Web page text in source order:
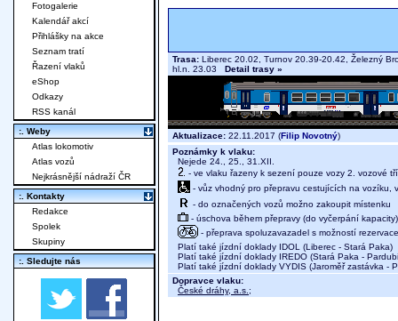
Trasa: Liberec 20.02, Turnov 20.39-20.42, Železný
hl.n. 23.03 Detail trasy »
Aktualizace: 22.11.2017 (Filip Novotný)
Poznámky k vlaku:
Nejede 24., 25., 31.XII.
- ve vlaku řazeny k sezení pouze vozy 2. vozové
- vůz vhodný pro přepravu cestujících na vozíku,
- do označených vozů možno zakoupit místenku
- úschova během přepravy (do vyčerpání kapacity)
- přeprava spoluzavazadel s možností
Platí také jízdní doklady IDOL (Liberec - Stará Paka)
Platí také jízdní doklady IREDO (Stará Paka -
Platí také jízdní doklady VYDIS (Jaroměř zastávka -
Dopravce vlaku:
České dráhy, a.s. ;
Fotogalerie
Kalendář akcí
Přihlášky na akce
Seznam tratí
Řazení vlaků
eShop
Odkazy
RSS kanál
:. Weby
Atlas lokomotiv
Atlas vozů
Nejkrásnější nádraží ČR
:. Kontakty
Redakce
Spolek
Skupiny
:. Sledujte nás